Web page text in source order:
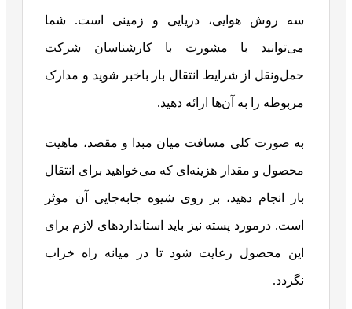
سه روش هوایی، دریایی و زمینی است. شما
می‌توانید با مشورت با کارشناسان شرکت
حمل‌ونقل از شرایط انتقال بار باخبر شوید و مدارک
مربوطه را به آن‌ها ارائه دهید.
به صورت کلی مسافت میان مبدا و مقصد، ماهیت
محصول و مقدار هزینه‌ای که می‌خواهید برای انتقال
بار انجام دهید، بر روی شیوه جابه‌جایی آن موثر
است. درمورد پسته نیز باید استانداردهای لازم برای
این محصول رعایت شود تا در میانه راه خراب
نگردد.